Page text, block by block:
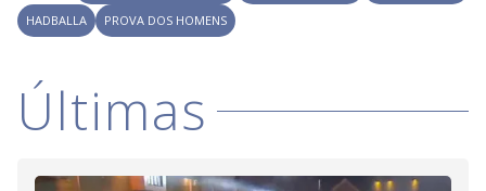
e
o
HADBALLA
PROVA DOS HOMENS
Últimas